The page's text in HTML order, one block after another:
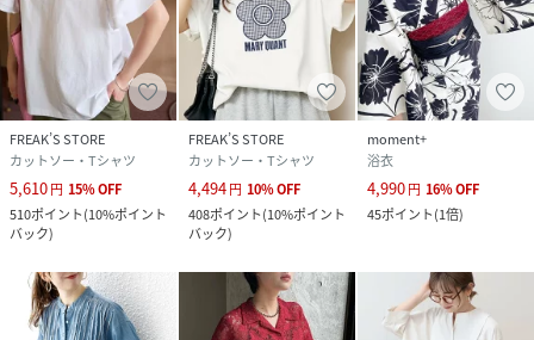
FREAK’S STORE
カットソー・Tシャツ
5,610円 15%OFF
510ポイント(10%ポイント
バック)
FREAK’S STORE
カットソー・Tシャツ
4,494円 10%OFF
408ポイント(10%ポイント
バック)
moment+
浴衣
4,990円 16%OFF
45ポイント(1倍)